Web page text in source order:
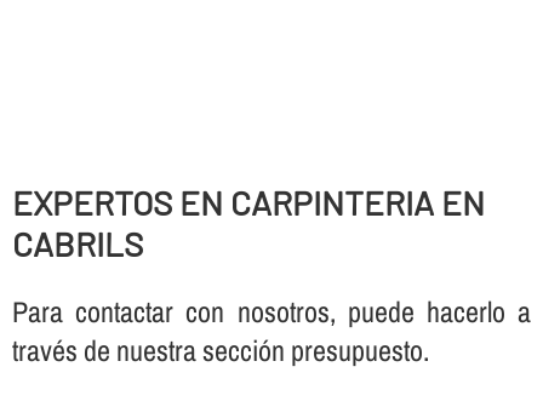
EXPERTOS EN CARPINTERIA EN
CABRILS
Para contactar con nosotros, puede hacerlo a
través de nuestra sección presupuesto.